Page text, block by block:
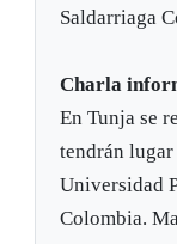
Saldarriaga
Charla
En Tunja se
tendrán
Universidad
Colombia.